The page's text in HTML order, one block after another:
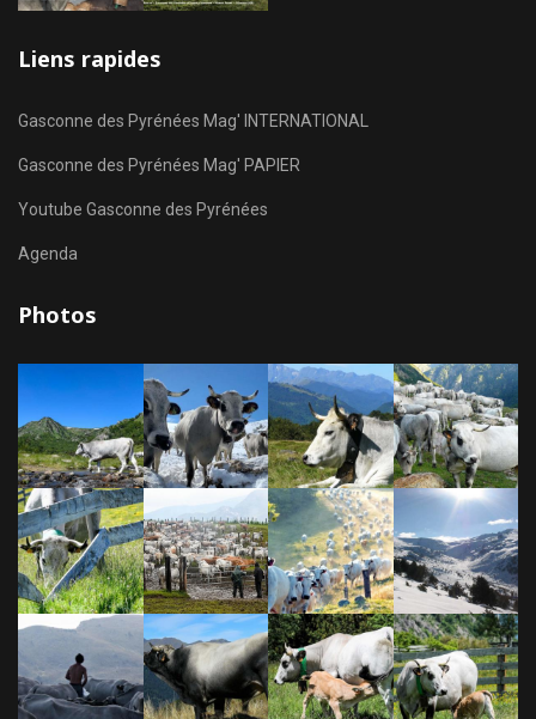
Liens rapides
Gasconne des Pyrénées Mag' INTERNATIONAL
Gasconne des Pyrénées Mag' PAPIER
Youtube Gasconne des Pyrénées
Agenda
Photos